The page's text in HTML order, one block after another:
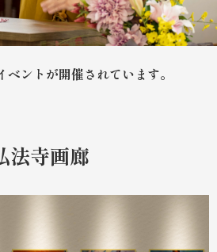
ントが開催されています。
法寺画廊